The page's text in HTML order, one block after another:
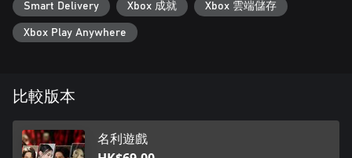
Smart Delivery Xbox 成就 Xbox 雲端儲存
Xbox Play Anywhere
比較版本
名利遊戲